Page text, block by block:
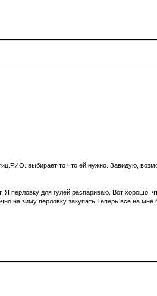
выбирает то что ей нужно. Завидую,
перловку для гулей распариваю. Вот
на зиму перловку закупать.Теперь все на мне